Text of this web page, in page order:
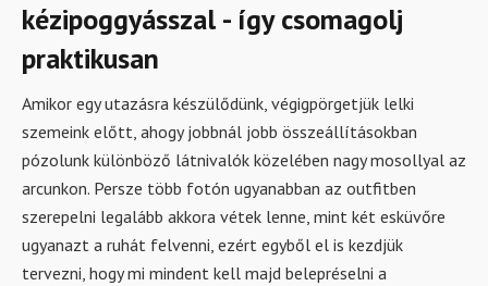
kézipoggyásszal - így csomagolj
praktikusan
Amikor egy utazásra készülődünk, végigpörgetjük lelki
szemeink előtt, ahogy jobbnál jobb összeállításokban
pózolunk különböző látnivalók közelében nagy mosollyal az
arcunkon. Persze több fotón ugyanabban az outfitben
szerepelni legalább akkora vétek lenne, mint két esküvőre
ugyanazt a ruhát felvenni, ezért egyből el is kezdjük
tervezni, hogy mi mindent kell majd belepréselni a